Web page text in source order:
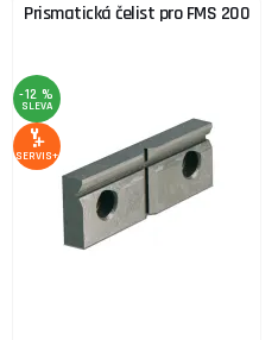
Prismatická čelist pro FMS 200
-12 %
SLEVA
SERVIS+